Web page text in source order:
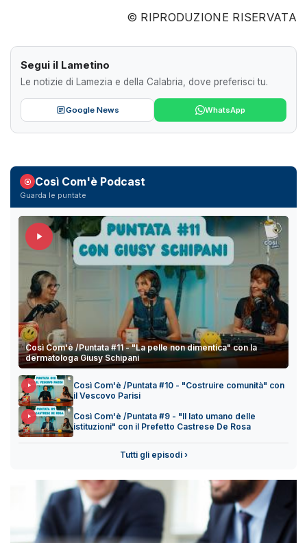
© RIPRODUZIONE RISERVATA
Segui il Lametino
Le notizie di Lamezia e della Calabria, dove preferisci tu.
Google News WhatsApp
Così Com'è Podcast
Guarda le puntate
Così Com'è /Puntata #11 - "La pelle non dimentica" con la
dermatologa Giusy Schipani
Così Com'è /Puntata #10 - "Costruire comunità" con
il Vescovo Parisi
Così Com'è /Puntata #9 - "Il lato umano delle
istituzioni" con il Prefetto Castrese De Rosa
Tutti gli episodi ›